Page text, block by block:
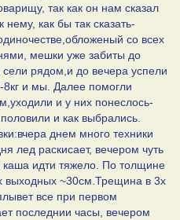
так как он нам сказал
как бы так сказать-
со всех
мешки уже забиты до
рядом,и до вечера успели
и мы. Далее помогли
и у них понеслось-
и как выбрались.
днем много техники
лед раскисает, вечером чуть
каша идти тяжело. По толщине
выходных ~30см.Трещина в 3х
все при первом
последнии часы, вечером